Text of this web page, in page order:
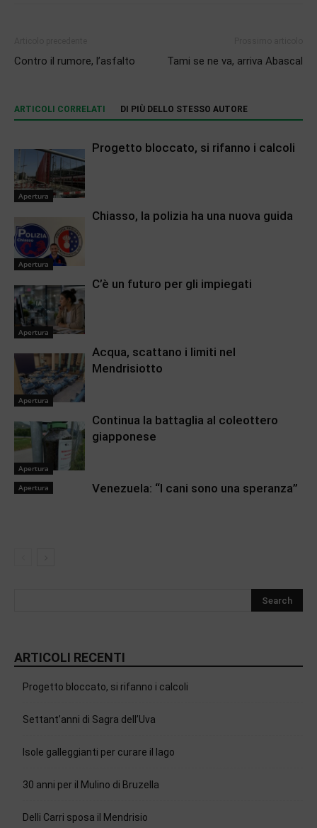
Contro il rumore, l’asfalto Tami se ne va, arriva Abascal
ARTICOLI CORRELATI DI PIÙ DELLO STESSO AUTORE
Apertura
Progetto bloccato, si rifanno i calcoli
Apertura
Chiasso, la polizia ha una nuova guida
Apertura
C’è un futuro per gli impiegati
Apertura
Acqua, scattano i limiti nel
Mendrisiotto
Apertura
Continua la battaglia al coleottero
giapponese
Apertura Venezuela: “I cani sono una speranza”
ARTICOLI RECENTI
Progetto bloccato, si rifanno i calcoli
Settant’anni di Sagra dell’Uva
Isole galleggianti per curare il lago
30 anni per il Mulino di Bruzella
Delli Carri sposa il Mendrisio